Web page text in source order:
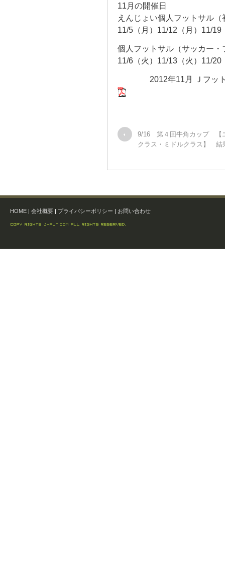
11月の開催日
えんじょい個人フットサル
11/5（月）11/12（月）11/
個人フットサル（サッカー
11/6（火）11/13（火）11/
2012年11月 Ｊフット
9/16 第４回牛角カップ 【
クラス・ミドルクラス】 結
HOME | 会社概要 | プライバシーポリシー | お問い合わせ